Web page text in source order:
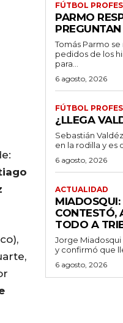
FÚTBOL
PARMO
Tomás Parmo
pedidos de los
para...
6 agosto, 2026
FÚTBOL
¿LLEGA
Sebastián
en la rodilla y es
6 agosto, 2026
ACTUALIDAD
MIADOSQUI:
CONTESTÓ,
TODO A
Jorge
y confirmó que
6 agosto, 2026